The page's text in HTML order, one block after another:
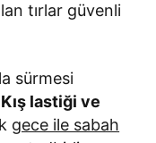
tırlar güvenli
sürmesi
Kış lastiği ve
gece ile sabah